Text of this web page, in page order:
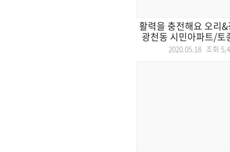
활력을 충전해요 오리
광천동 시민아파트/토
2020.05.18 조회